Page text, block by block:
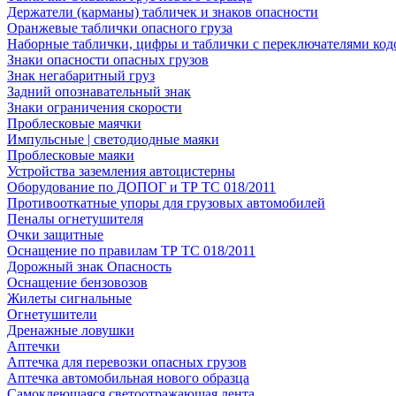
Держатели (карманы) табличек и знаков опасности
Оранжевые таблички опасного груза
Наборные таблички, цифры и таблички с переключателями
Знаки опасности опасных грузов
Знак негабаритный груз
Задний опознавательный знак
Знаки ограничения скорости
Проблесковые маячки
Импульсные | светодиодные маяки
Проблесковые маяки
Устройства заземления автоцистерны
Оборудование по ДОПОГ и ТР ТС 018/2011
Противооткатные упоры для грузовых автомобилей
Пеналы огнетушителя
Очки защитные
Оснащение по правилам ТР ТС 018/2011
Дорожный знак Опасность
Оснащение бензовозов
Жилеты сигнальные
Огнетушители
Дренажные ловушки
Аптечки
Аптечка для перевозки опасных грузов
Аптечка автомобильная нового образца